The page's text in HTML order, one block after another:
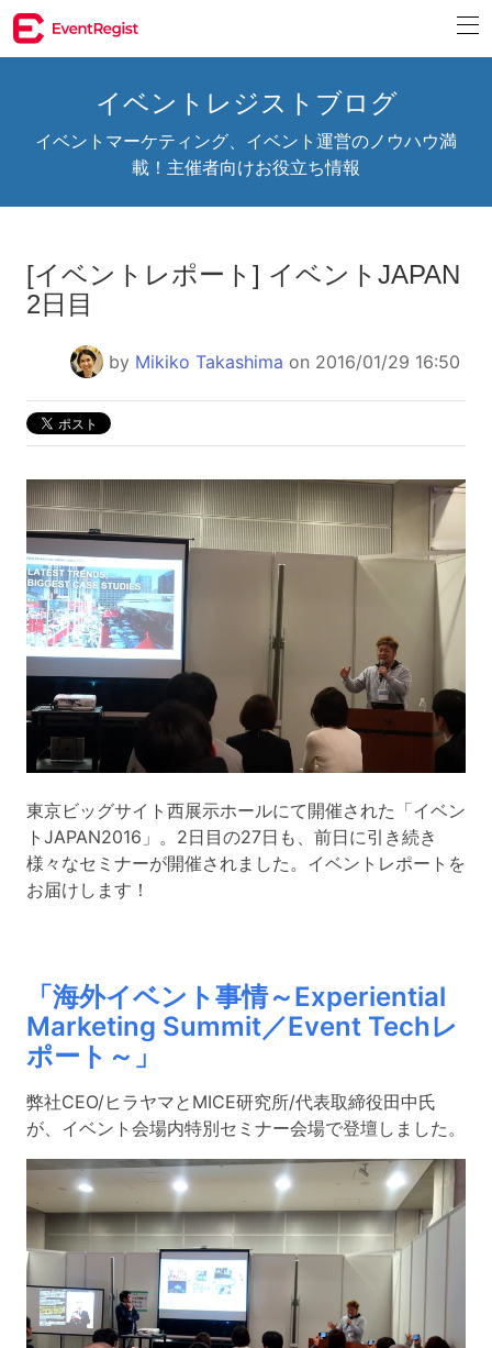
イベントレジストブログ
イベントマーケティング、イベント運営のノウハウ満
載！主催者向けお役立ち情報
[イベントレポート] イベントJAPAN
2日目
by Mikiko Takashima on 2016/01/29 16:50
東京ビッグサイト西展示ホールにて開催された「イベン
トJAPAN2016 」。2日目の27日も、前日に引き続き
様々なセミナーが開催されました。イベントレポートを
お届けします！
「海外イベント事情～Experiential
Marketing Summit／Event Techレ
ポート～」
弊社CEO/ヒラヤマとMICE研究所/代表取締役田中氏
が、イベント会場内特別セミナー会場で登壇しました。